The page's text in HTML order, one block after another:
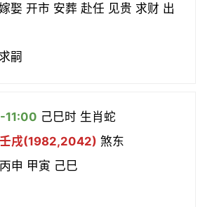
娶 开市 安葬 赴任 见贵 求财 出
嗣
11:00 己巳时 生肖蛇
壬戌(1982,2042) 煞东
申 甲寅 己巳